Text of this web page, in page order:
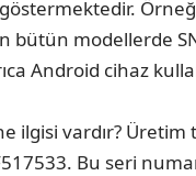
modellerde
Android cihaz
ilgisi vardır?
Bu seri